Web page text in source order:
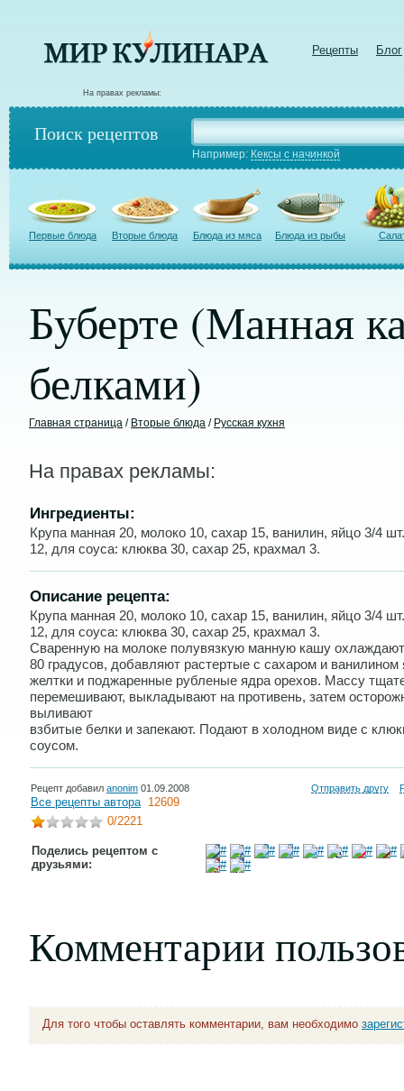
Рецепты Блог
На правах рекламы:
Поиск рецептов
Например: Кексы с начинкой
Первые блюда Вторые блюда Блюда из мяса Блюда из рыбы
Буберте (Манная
белками)
Главная страница / Вторые блюда / Русская кухня
На правах рекламы:
Ингредиенты:
Крупа манная 20, молоко 10, сахар 15, ванилин, яйцо 3/4
12, для соуса: клюква 30, сахар 25, крахмал 3.
Описание рецепта:
Крупа манная 20, молоко 10, сахар 15, ванилин, яйцо 3/4
12, для соуса: клюква 30, сахар 25, крахмал 3.
Сваренную на молоке полувязкую манную кашу
80 градусов, добавляют растертые с сахаром и ванилином
желтки и поджаренные рубленые ядра орехов. Массу
перемешивают, выкладывают на противень, затем
выливают
взбитые белки и запекают. Подают в холодном виде с
соусом.
Рецепт добавил anonim 01.09.2008 Отправить другу
Все рецепты автора 12609
0/2221
Поделись рецептом с
друзьями:
Комментарии
Для того чтобы оставлять комментарии, вам необходимо